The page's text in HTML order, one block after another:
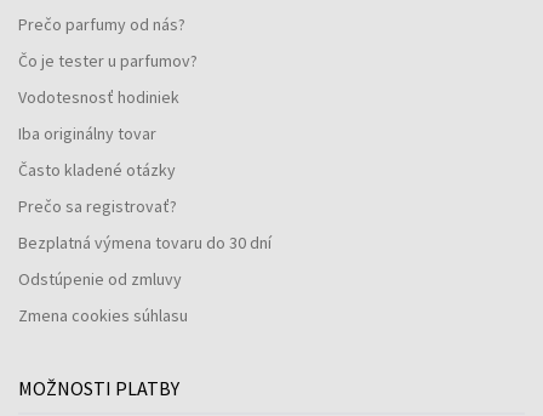
Prečo parfumy od nás?
Čo je tester u parfumov?
Vodotesnosť hodiniek
Iba originálny tovar
Často kladené otázky
Prečo sa registrovať?
Bezplatná výmena tovaru do 30 dní
Odstúpenie od zmluvy
Zmena cookies súhlasu
MOŽNOSTI PLATBY